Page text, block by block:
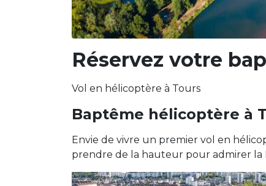
Réservez votre
Vol en hélicoptère à Tours
Baptême hélicoptère à
Envie de vivre un premier vol en
prendre de la hauteur pour admirer la